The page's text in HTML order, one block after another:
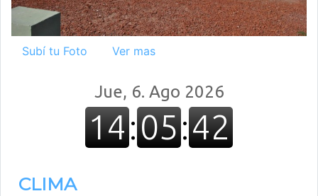
Subí tu Foto Ver mas
CLIMA